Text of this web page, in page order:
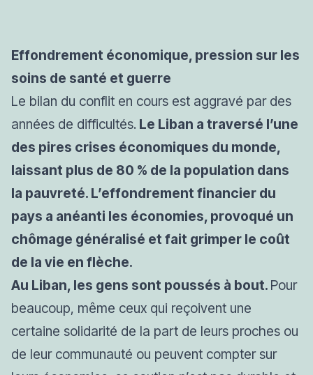
Effondrement économique, pression sur les
soins de santé et guerre
Le bilan du conflit en cours est aggravé par des
années de difficultés. Le Liban a traversé l’une
des pires crises économiques du monde,
laissant plus de 80 % de la population dans
la pauvreté. L’effondrement financier du
pays a anéanti les économies, provoqué un
chômage généralisé et fait grimper le coût
de la vie en flèche.
Au Liban, les gens sont poussés à bout. Pour
beaucoup, même ceux qui reçoivent une
certaine solidarité de la part de leurs proches ou
de leur communauté ou peuvent compter sur